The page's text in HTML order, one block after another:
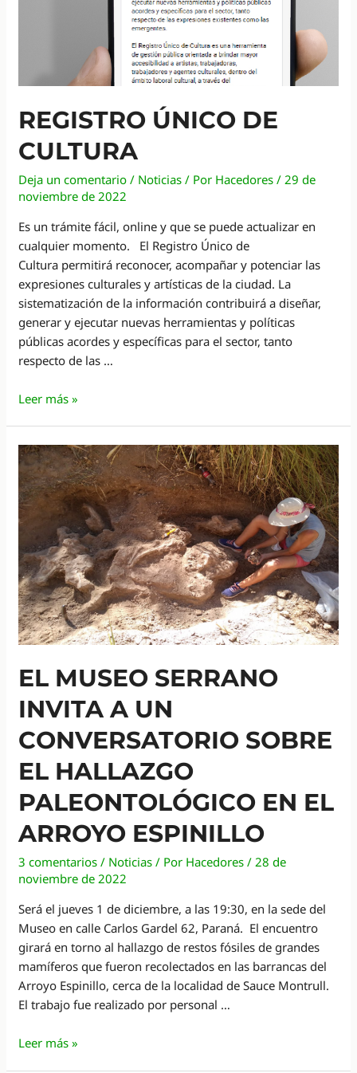
REGISTRO ÚNICO DE
CULTURA
Deja un comentario / Noticias / Por Hacedores / 29 de
noviembre de 2022
Es un trámite fácil, online y que se puede actualizar en
cualquier momento. El Registro Único de
Cultura permitirá reconocer, acompañar y potenciar las
expresiones culturales y artísticas de la ciudad. La
sistematización de la información contribuirá a diseñar,
generar y ejecutar nuevas herramientas y políticas
públicas acordes y específicas para el sector, tanto
respecto de las …
Registro
Cultura
Leer más »
EL MUSEO SERRANO
INVITA A UN
CONVERSATORIO SOBRE
EL HALLAZGO
PALEONTOLÓGICO EN EL
ARROYO ESPINILLO
3 comentarios / Noticias / Por Hacedores /28 de
noviembre de 2022
Será el jueves 1 de diciembre, a las 19:30, en la sede del
Museo en calle Carlos Gardel 62, Paraná. El encuentro
girará en torno al hallazgo de restos fósiles de grandes
mamíferos que fueron recolectados en las barrancas del
Arroyo Espinillo, cerca de la localidad de Sauce Montrull.
El trabajo fue realizado por personal …
El
Leer más »